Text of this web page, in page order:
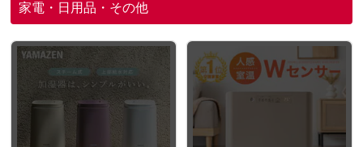
家電・日用品・その他